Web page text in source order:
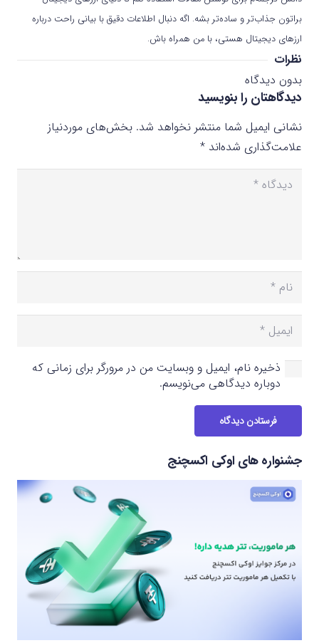
براتون جذاب‌تر و ساده‌تر بشه. اگه دنبال اطلاعات دقیق با بیانی راحت درباره
ارزهای دیجیتال هستی، با من همراه باش.
نظرات
بدون دیدگاه
دیدگاهتان را بنویسید
نشانی ایمیل شما منتشر نخواهد شد. بخش‌های موردنیاز
علامت‌گذاری شده‌اند *
ذخیره نام، ایمیل و وبسایت من در مرورگر برای زمانی که
دوباره دیدگاهی می‌نویسم.
فرستادن دیدگاه
جشنواره های اوکی اکسچنج